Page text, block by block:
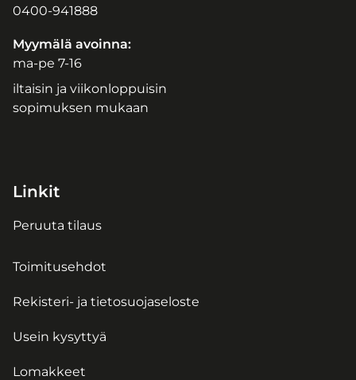
0400-941888
Myymälä avoinna:
ma-pe 7-16
iltaisin ja viikonloppuisin
sopimuksen mukaan
Linkit
Peruuta tilaus
Toimitusehdot
Rekisteri- ja tietosuojaseloste
Usein kysyttyä
Lomakkeet